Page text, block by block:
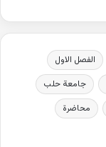
الفصل الاول
جامعة حلب
محاضرة